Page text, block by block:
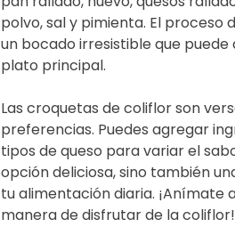
polvo, sal y pimienta. El proceso
un bocado irresistible que
plato principal.
Las croquetas de coliflor son
preferencias. Puedes agregar
tipos de queso para variar el
opción deliciosa, sino también
tu alimentación diaria. ¡Anímate
manera de disfrutar de la coliflor!